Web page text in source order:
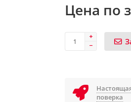
Цена по
поверка